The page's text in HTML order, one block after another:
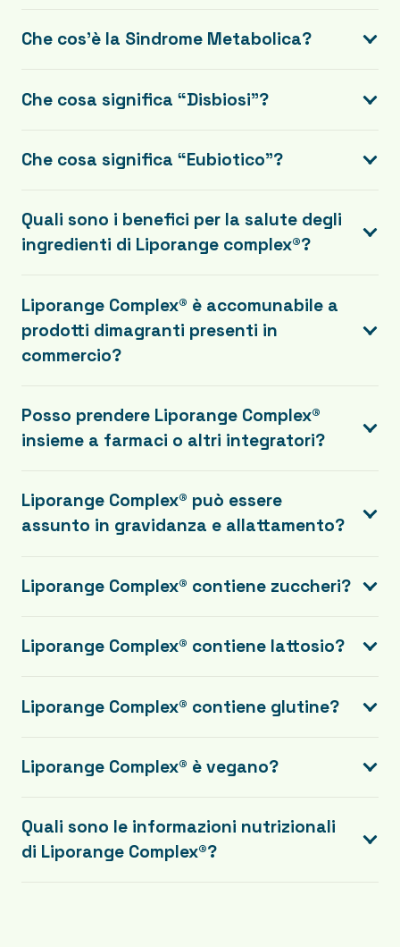
Che cos’è la Sindrome Metabolica?
Che cosa significa “Disbiosi”?
Che cosa significa “Eubiotico”?
Quali sono i benefici per la salute degli
ingredienti di Liporange complex®?
Liporange Complex® è accomunabile a
prodotti dimagranti presenti in
commercio?
Posso prendere Liporange Complex®
insieme a farmaci o altri integratori?
Liporange Complex® può essere
assunto in gravidanza e allattamento?
Liporange Complex® contiene zuccheri?
Liporange Complex® contiene lattosio?
Liporange Complex® contiene glutine?
Liporange Complex® è vegano?
Quali sono le informazioni nutrizionali
di Liporange Complex®?